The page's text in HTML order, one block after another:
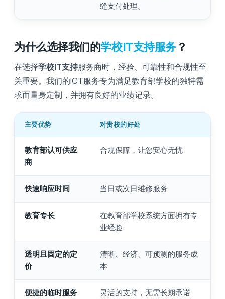
缝支付处理。
为什么选择我们的学校IT支持服务？
在选择学校IT支持服务商时，经验、可靠性和合规性至
关重要。我们的ICT服务专为满足教育部学校的独特需
求而量身定制，并拥有良好的业绩记录。
主要优势 对贵校的好处
教育部认可供应
商
合规保障，让您安心无忧
快速响应时间 当日或次日维修服务
教育专长
在教育部学校系统方面拥有专
业经验
透明且固定的定
价
清晰、经济、可预测的服务成
本
便捷的临时服务 灵活的支持，无需长期承诺